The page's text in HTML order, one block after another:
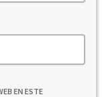
EN ESTE